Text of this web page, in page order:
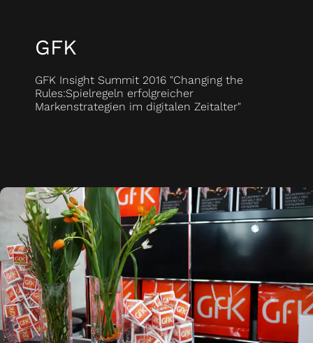
GFK
GFK Insight Summit 2016 "Changing the
Rules:Spielregeln erfolgreicher
Markenstrategien im digitalen Zeitalter"